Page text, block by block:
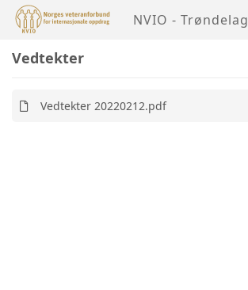
NVIO - Trøndelag
Vedtekter
Vedtekter 20220212.pdf